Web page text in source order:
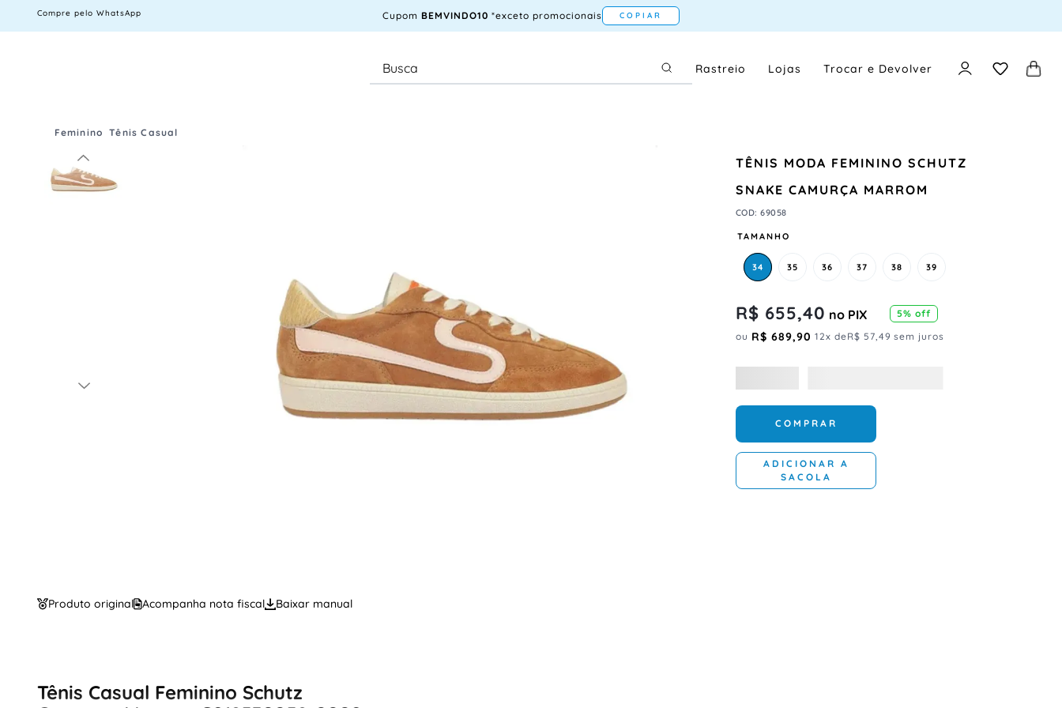
Compre pelo WhatsApp Cupom BEMVINDO10 *exceto promocionais COPIAR
Rastreio Lojas Trocar e Devolver
Feminino Tênis Casual
TÊNIS MODA FEMININO SCHUTZ
SNAKE CAMURÇA MARROM
COD:69058
TAMANHO
34 35 36 37 38 39
R$ 655,40 no PIX 5% off
ou R$ 689,90 12x deR$ 57,49 sem juros
COMPRAR
ADICIONAR A
SACOLA
Produto original Acompanha nota fiscal Baixar manual
Tênis Casual Feminino Schutz